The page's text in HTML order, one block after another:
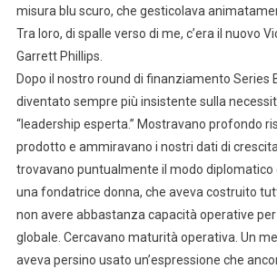
misura blu scuro, che gesticolava
Tra loro, di spalle verso di me, c’era il nuovo
Garrett Phillips.
Dopo il nostro round di finanziamento Series
diventato sempre più insistente sulla
“leadership esperta.” Mostravano profondo
prodotto e ammiravano i nostri dati di
trovavano puntualmente il modo diplomatico
una fondatrice donna, che aveva costruito
non avere abbastanza capacità operative
globale. Cercavano maturità operativa. Un
aveva persino usato un’espressione che